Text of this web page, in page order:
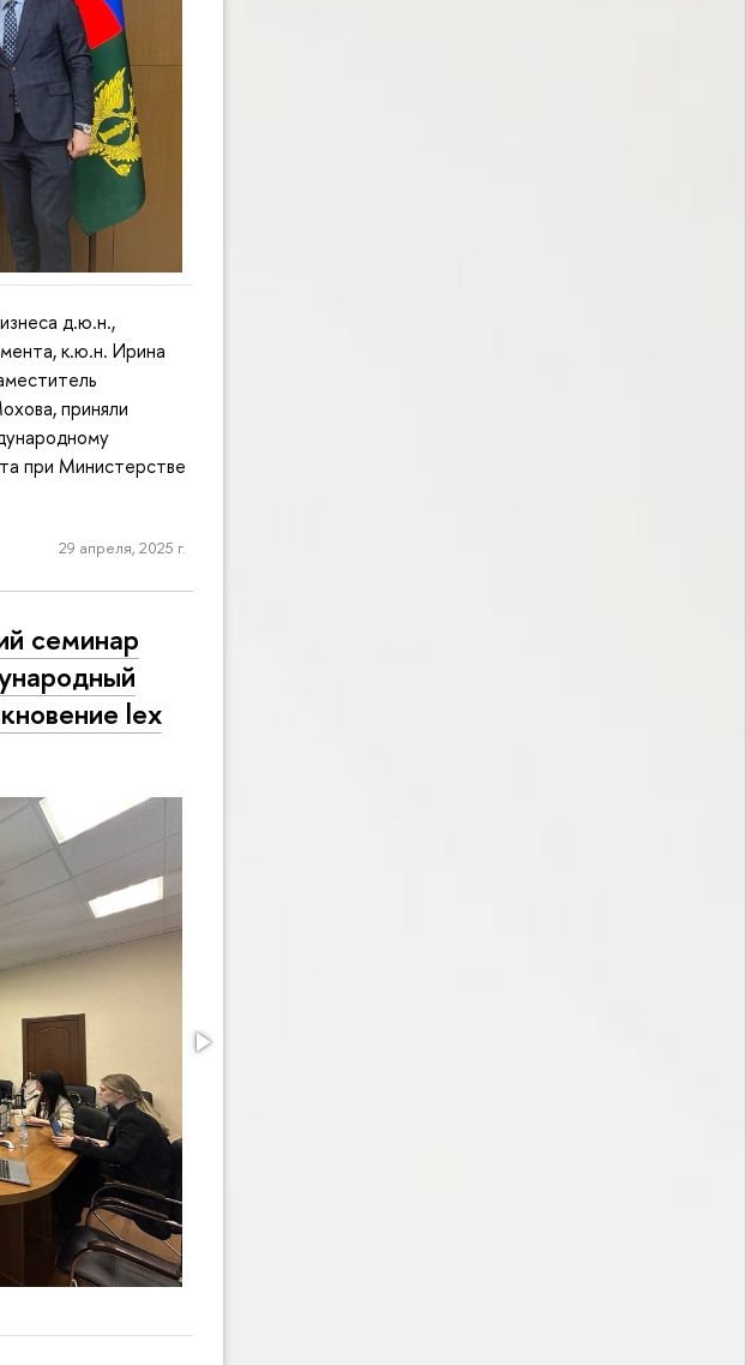
д.ю.н.,
к.ю.н. Ирина
приняли
при Министерстве
29 апреля, 2025 г.
семинар
lex